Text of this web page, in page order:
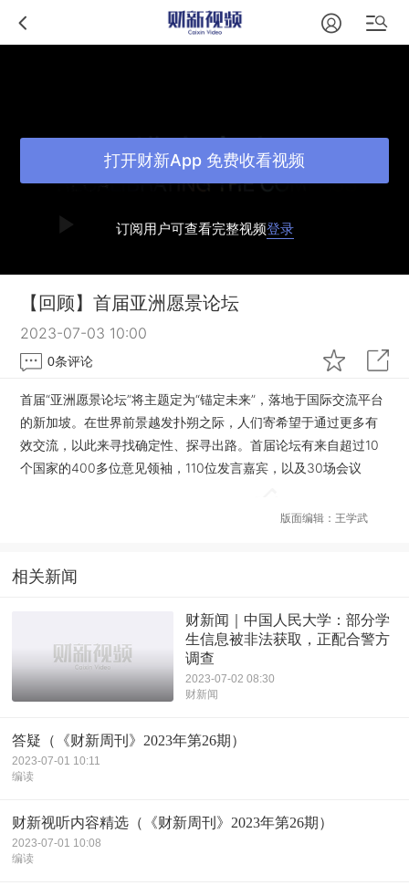
订阅用户可查看完整视频登录
打开财新App 免费收看视频
【回顾】首届亚洲愿景论坛
2023-07-03 10:00
0条评论
首届“亚洲愿景论坛”将主题定为“锚定未来”，落地于国际交流平台
的新加坡。在世界前景越发扑朔之际，人们寄希望于通过更多有
效交流，以此来寻找确定性、探寻出路。首届论坛有来自超过10
个国家的400多位意见领袖，110位发言嘉宾，以及30场会议
版面编辑：王学武
相关新闻
财新闻｜中国人民大学：部分学
生信息被非法获取，正配合警方
调查
2023-07-02 08:30
财新闻
答疑（《财新周刊》2023年第26期）
2023-07-01 10:11
编读
财新视听内容精选（《财新周刊》2023年第26期）
2023-07-01 10:08
编读